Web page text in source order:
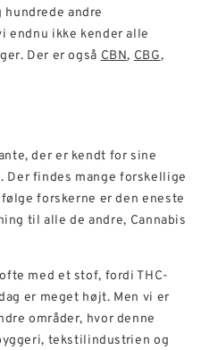
andre
endnu ikke kender alle
Der er også CBN, CBG,
der er kendt for sine
Der findes mange forskellige
forskerne er den eneste
til alle de andre, Cannabis
med et stof, fordi THC-
er meget højt. Men vi er
områder, hvor denne
tekstilindustrien og